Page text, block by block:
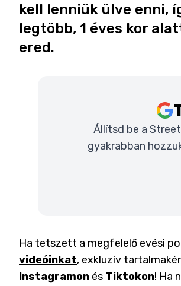
kell lenniük ülve enni,
legtöbb, 1 éves kor
ered.
Állítsd be a
gyakrabban
Ha tetszett a megfelelő evési
videóinkat, exkluzív
Instagramon és Tiktokon! Ha